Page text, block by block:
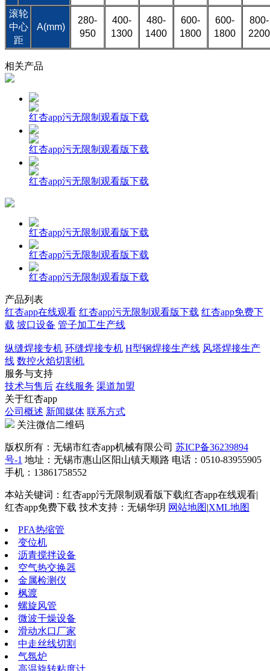
滚轮
中心
距
A(mm)
280-
950
400-
1300
480-
1400
600-
1800
600-
1800
800-
2200
相关产品
红杏app污无限制观看版下载
红杏app污无限制观看版下载
红杏app污无限制观看版下载
红杏app污无限制观看版下载
红杏app污无限制观看版下载
红杏app污无限制观看版下载
产品列表
红杏app在线观看 红杏app污无限制观看版下载 红杏app免费下
载 坡口设备 管子加工生产线
纵缝焊接专机 环缝焊接专机 H型钢焊接生产线 风塔焊接生产
线 数控火焰切割机
服务与支持
技术与售后 在线服务 渠道加盟
关于红杏app
公司概述 新闻媒体 联系方式
关注微信二维码
版权所有：无锡市红杏app机械有限公司 苏ICP备36239894
号-1 地址：无锡市惠山区阳山镇天顺路 电话：0510-83955905
手机：13861758552
本站关键词：红杏app污无限制观看版下载|红杏app在线观看|
红杏app免费下载 技术支持：无锡华玥 网站地图|XML地图
PFA热缩管
变位机
沥青搅拌设备
空气热交换器
金属检测仪
枫渡
螺旋风管
微波干燥设备
滑动水口厂家
中走丝线切割
气氛炉
高温旋转粘度计